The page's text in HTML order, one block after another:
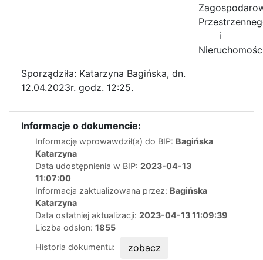
i
Sporządziła: Katarzyna Bagińska, dn.
12.04.2023r. godz. 12:25.
Informacje o dokumencie:
Informację wprowawdził(a) do BIP: Bagińska
Katarzyna
Data udostępnienia w BIP: 2023-04-13
11:07:00
Informacja zaktualizowana przez: Bagińska
Katarzyna
Data ostatniej aktualizacji: 2023-04-13 11:09:39
Liczba odsłon: 1855
Historia dokumentu:
zobacz